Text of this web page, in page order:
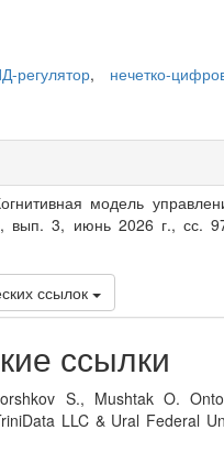
регулятор, нечетко-
модель
вып. 3, июнь 2026 г., сс.
ссылок
ссылки
S., Mushtak O.
LLC & Ural Federal